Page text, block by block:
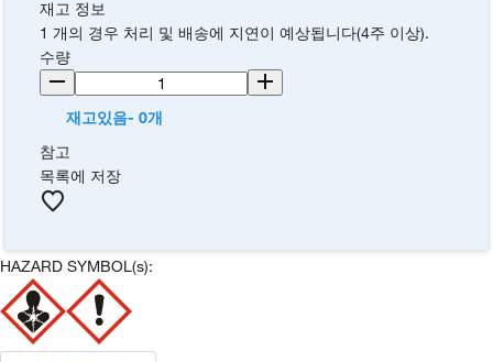
재고 정보
1 개의 경우 처리 및 배송에 지연이 예상됩니다(4주 이상).
수량
재고있음- 0개
참고
목록에 저장
HAZARD SYMBOL(s):